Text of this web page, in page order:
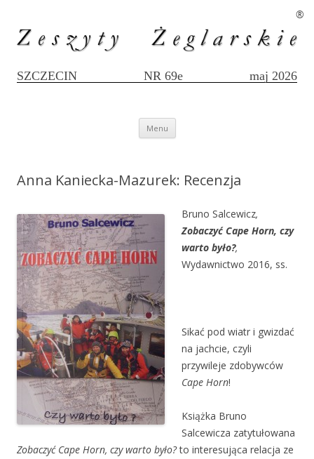
SZCZECIN NR 69e maj 2026
®
Menu Przejdź
Anna Kaniecka-Mazurek: Recenzja
Bruno Salcewicz,
Zobaczyć Cape Horn, czy
warto było?,
Wydawnictwo 2016, ss.
Sikać pod wiatr i gwizdać
na jachcie, czyli
przywileje zdobywców
Cape Horn!
Książka Bruno
Salcewicza zatytułowana
Zobaczyć Cape Horn, czy warto było?to interesująca relacja ze